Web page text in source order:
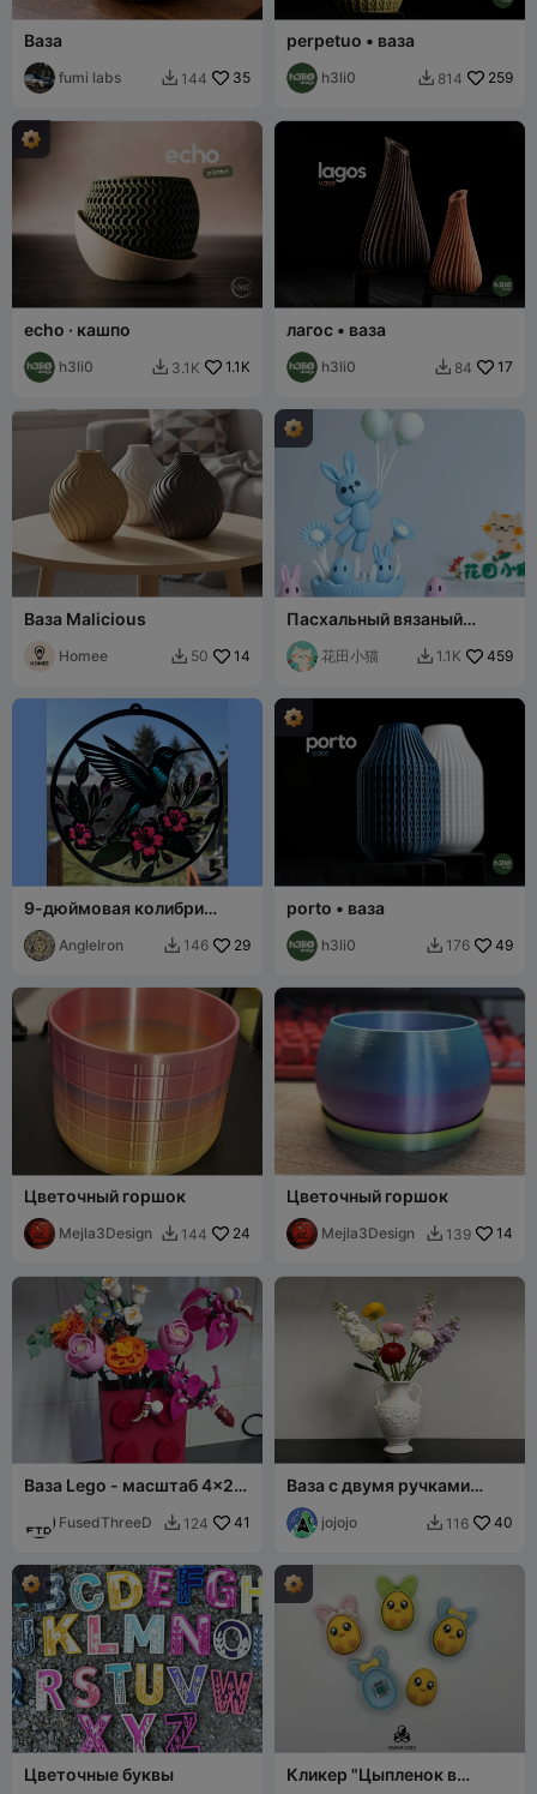
Ваза
fumi labs  144 35
perpetuo • ваза
h3li0  814 259
echo · кашпо
h3li0  3.1K 1.1K
лагос • ваза
h3li0  84 17
Ваза Malicious
Homee  50 14
Пасхальный вязаный
кролик, разборная
фигурка, не требуется CFS
花田小猫  1.1K 459
9-дюймовая колибри
«Отражение»
AngleIron  146 29
porto • ваза
h3li0  176 49
Цветочный горшок
Mejla3Design  144 24
Цветочный горшок
Mejla3Design  139 14
Ваза Lego - масштаб 4x2
масштаб 780%
FusedThreeD  124 41
Ваза с двумя ручками
Большая ваза для
интерьера
jojojo  116 40
Цветочные буквы
Кликер "Цыпленок в